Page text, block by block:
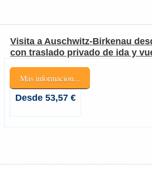
Visita a Auschwitz-Birkenau
con traslado privado de ida y
Más información...
Desde 53,57 €